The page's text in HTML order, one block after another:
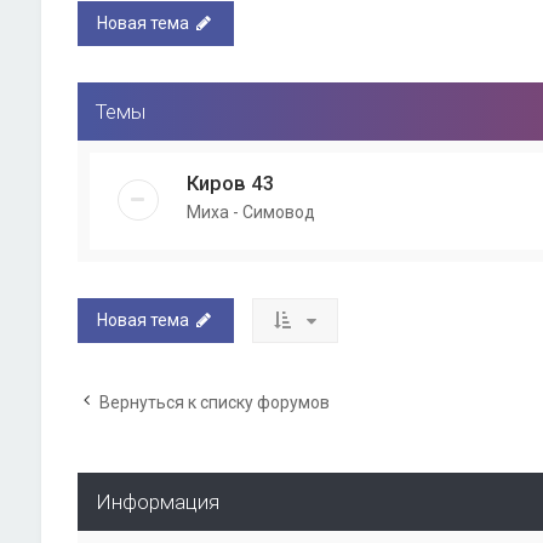
Новая тема
Темы
Киров 43
Миха - Симовод
Новая тема
Вернуться к списку форумов
Информация